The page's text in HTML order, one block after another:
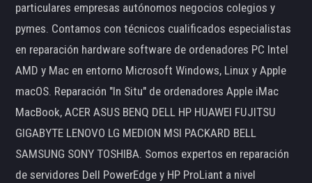
particulares empresas autónomos negocios colegios y
pymes. Contamos con técnicos cualificados especialistas
en reparación hardware software de ordenadores PC Intel
AMD y Mac en entorno Microsoft Windows, Linux y Apple
macOS. Reparación "In Situ" de ordenadores Apple iMac
MacBook, ACER ASUS BENQ DELL HP HUAWEI FUJITSU
GIGABYTE LENOVO LG MEDION MSI PACKARD BELL
SAMSUNG SONY TOSHIBA. Somos expertos en reparación
de servidores Dell PowerEdge y HP ProLiant a nivel